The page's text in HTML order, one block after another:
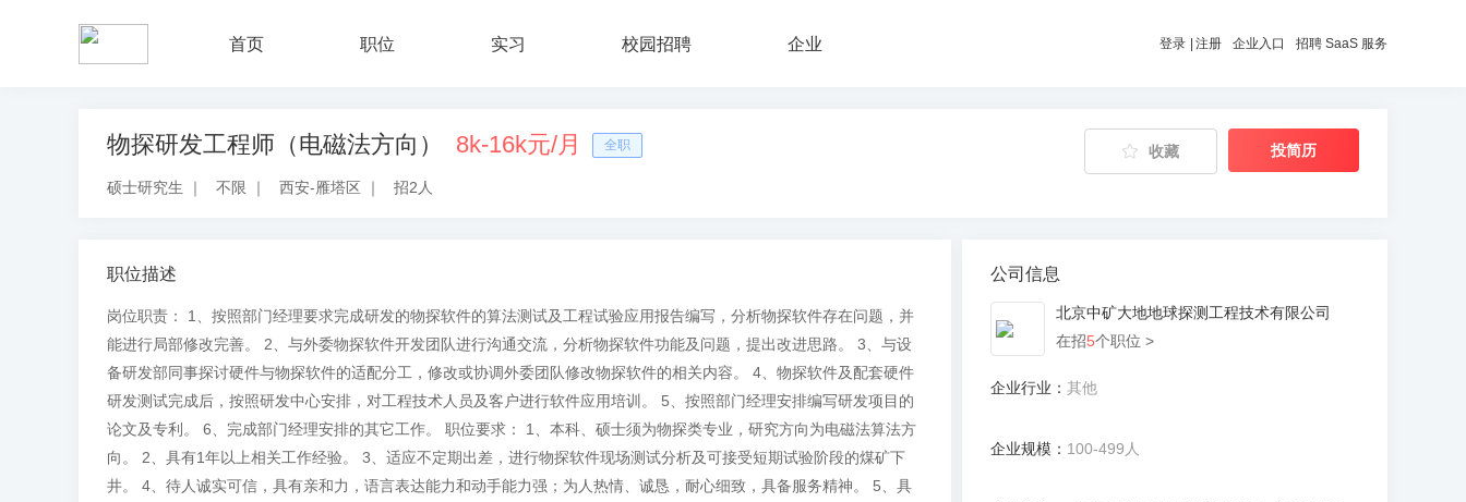
首页 职位 实习 校园招聘 企业 登录 | 注册 企业入口 招聘 SaaS 服务
物探研发工程师（电磁法方向） 8k-16k元/月 全职
硕士研究生 ｜ 不限 ｜ 西安-雁塔区 ｜ 招2人
收藏 投简历
职位描述
岗位职责： 1、按照部门经理要求完成研发的物探软件的算法测试及工程试验应用报告编写，分析物探软件存在问题，并
能进行局部修改完善。 2、与外委物探软件开发团队进行沟通交流，分析物探软件功能及问题，提出改进思路。 3、与设
备研发部同事探讨硬件与物探软件的适配分工，修改或协调外委团队修改物探软件的相关内容。 4、物探软件及配套硬件
研发测试完成后，按照研发中心安排，对工程技术人员及客户进行软件应用培训。 5、按照部门经理安排编写研发项目的
论文及专利。 6、完成部门经理安排的其它工作。 职位要求： 1、本科、硕士须为物探类专业，研究方向为电磁法算法方
向。 2、具有1年以上相关工作经验。 3、适应不定期出差，进行物探软件现场测试分析及可接受短期试验阶段的煤矿下
井。 4、待人诚实可信，具有亲和力，语言表达能力和动手能力强；为人热情、诚恳，耐心细致，具备服务精神。 5、具
公司信息
北京中矿大地地球探测工程技术有限公司
在招5个职位 >
企业行业： 其他
企业规模： 100-499人